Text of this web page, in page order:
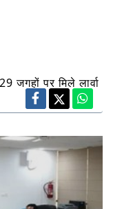
जगहों पर मिले लार्वा